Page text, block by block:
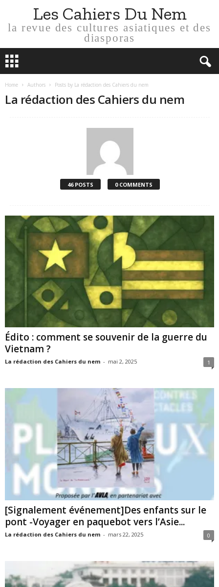
Les Cahiers Du Nem
la revue des cultures asiatiques et des
diasporas
Home Authors Posts by La rédaction des Cahiers du nem
La rédaction des Cahiers du nem
46 POSTS 0 COMMENTS
Édito : comment se souvenir de la guerre du
Vietnam ?
La rédaction des Cahiers du nem - mai 2, 2025 1
[Signalement événement]Des enfants sur le
pont -Voyager en paquebot vers l’Asie...
La rédaction des Cahiers du nem - mars 22, 2025 0